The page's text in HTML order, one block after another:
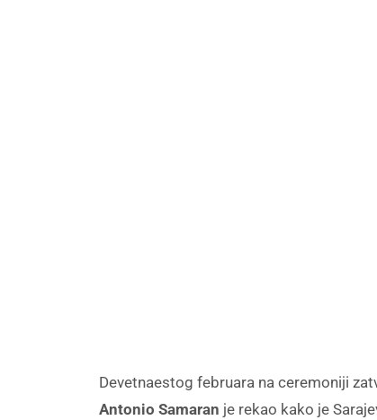
Devetnaestog februara na ceremoniji
Antonio Samaran je rekao kako je